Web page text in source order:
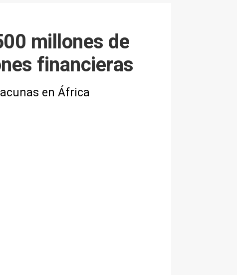
millones de
financieras
en África